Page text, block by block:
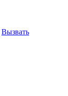
Вызвать